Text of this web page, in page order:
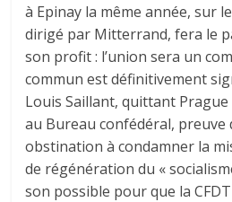
à Epinay la même année, sur
dirigé par Mitterrand, fera le
son profit : l’union sera un
commun est définitivement
Louis Saillant, quittant Prague
au Bureau confédéral, preuve
obstination à condamner la
de régénération du «
son possible pour que la